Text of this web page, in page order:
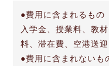
●費用に含まれるもの
入学金、授業料、教
料、滞在費、空港送
●費用に含まれないも